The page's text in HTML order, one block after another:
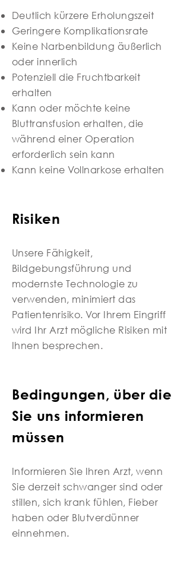
Deutlich kürzere Erholungszeit
Geringere Komplikationsrate
Keine Narbenbildung äußerlich
oder innerlich
Potenziell die Fruchtbarkeit
erhalten
Kann oder möchte keine
Bluttransfusion erhalten, die
während einer Operation
erforderlich sein kann
Kann keine Vollnarkose erhalten
Risiken
Unsere Fähigkeit,
Bildgebungsführung und
modernste Technologie zu
verwenden, minimiert das
Patientenrisiko. Vor Ihrem Eingriff
wird Ihr Arzt mögliche Risiken mit
Ihnen besprechen.
Bedingungen, über die
Sie uns informieren
müssen
Informieren Sie Ihren Arzt, wenn
Sie derzeit schwanger sind oder
stillen, sich krank fühlen, Fieber
haben oder Blutverdünner
einnehmen.